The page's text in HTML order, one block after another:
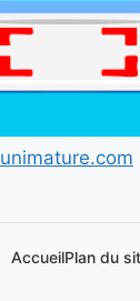
unimature.com
AccueilPlan du